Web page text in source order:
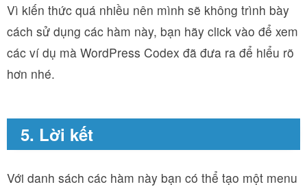
Vì kiến thức quá nhiều nên mình sẽ không trình bày
cách sử dụng các hàm này, bạn hãy click vào để xem
các ví dụ mà WordPress Codex đã đưa ra để hiểu rõ
hơn nhé.
5. Lời kết
Với danh sách các hàm này bạn có thể tạo một menu